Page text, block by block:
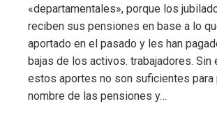
«departamentales», porque los
reciben sus pensiones en base a lo
aportado en el pasado y les han
bajas de los activos. trabajadores. Sin
estos aportes no son suficientes para
nombre de las pensiones y…